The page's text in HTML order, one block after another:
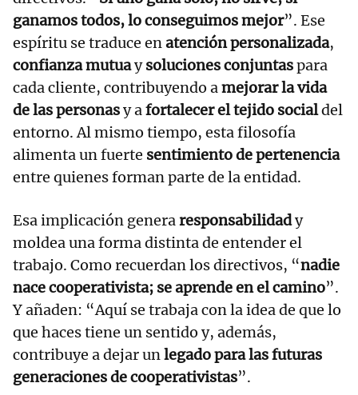
ganamos todos, lo conseguimos mejor”. Ese
espíritu se traduce enatención personalizada,
confianza mutuaysoluciones conjuntaspara
cada cliente, contribuyendo amejorar la vida
de las personasy afortalecer el tejido socialdel
entorno. Al mismo tiempo, esta filosofía
alimenta un fuerte sentimiento de pertenencia
entre quienes forman parte de la entidad.
Esa implicación generaresponsabilidady
moldea una forma distinta de entender el
trabajo. Como recuerdan los directivos, “nadie
nace cooperativista; se aprende en el camino”.
Y añaden: “Aquí se trabaja con la idea de que lo
que haces tiene un sentido y, además,
contribuye a dejar unlegado para las futuras
generaciones de cooperativistas”.